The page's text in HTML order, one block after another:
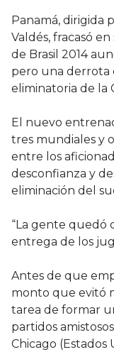
Panamá, dirigida
Valdés, fracasó
de Brasil 2014
pero una derrota
eliminatoria de la
El nuevo
tres mundiales y
entre los
desconfianza y
eliminación del
“La gente quedó
entrega de los
Antes de que
monto que evitó
tarea de formar
partidos
Chicago (Estados